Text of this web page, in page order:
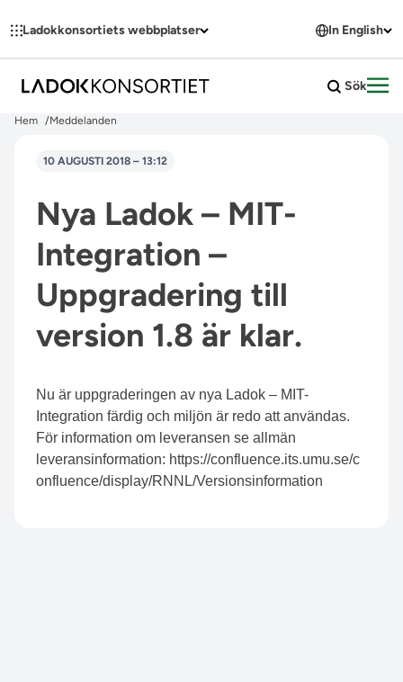
Ladokkonsortiets webbplatser In English
Sök
Hem Meddelanden
10 AUGUSTI 2018 – 13:12
Nya Ladok – MIT-
Integration –
Uppgradering till
version 1.8 är klar.
Nu är uppgraderingen av nya Ladok – MIT-
Integration färdig och miljön är redo att användas.
För information om leveransen se allmän
leveransinformation: https://confluence.its.umu.se/c
onfluence/display/RNNL/Versionsinformation